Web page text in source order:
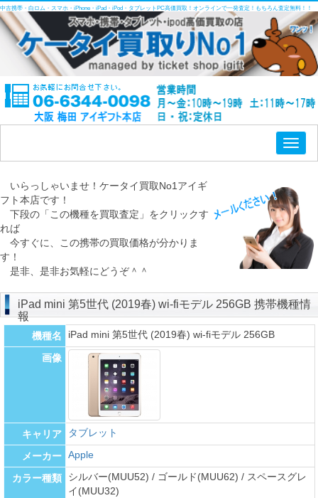
中古携帯・白ロム・スマホ・iPhone・iPad・iPod・タブレットPC高価買取！オンラインで一発査定！もちろん査定無料！！
いらっしゃいませ！ケータイ買取No1アイギ
フト本店です！
下段の「この機種を買取査定」をクリックす
れば
今すぐに、この携帯の買取価格が分かりま
す！
是非、是非お気軽にどうぞ＾＾
iPad mini 第5世代 (2019春) wi-fiモデル 256GB 携帯機種情
報
機種名 iPad mini 第5世代 (2019春) wi-fiモデル 256GB
画像
キャリア タブレット
メーカー Apple
カラー種類
シルバー(MUU52) / ゴールド(MUU62) / スペースグレ
イ(MUU32)